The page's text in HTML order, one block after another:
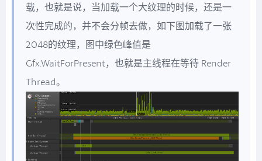
载，也就是说，当加载一个大纹理的时候，还是一
次性完成的，并不会分帧去做，如下图加载了一张
2048的纹理，图中绿色峰值是
Gfx.WaitForPresent，也就是主线程在等待 Render
Thread。